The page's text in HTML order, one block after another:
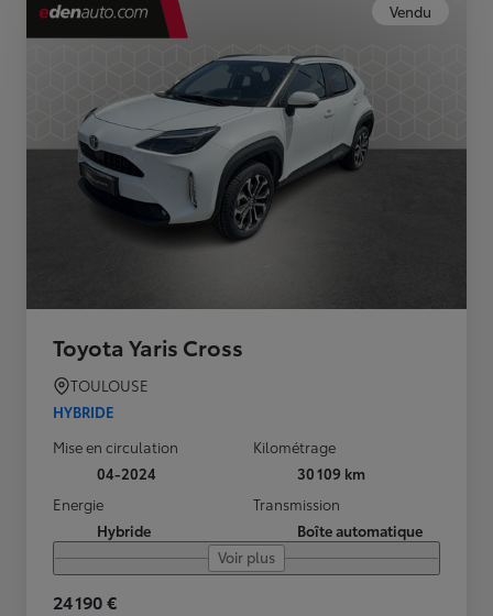
Vendu
Toyota Yaris Cross
TOULOUSE
HYBRIDE
Mise en circulation
04-2024
Kilométrage
30 109 km
Energie
Hybride
Transmission
Boîte automatique
Voir plus
24 190 €